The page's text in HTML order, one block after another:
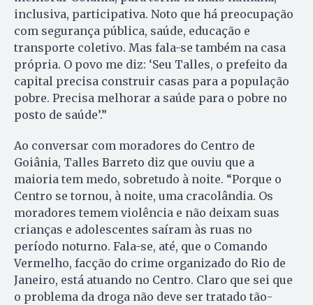
inclusiva, participativa. Noto que há preocupação
com segurança pública, saúde, educação e
transporte coletivo. Mas fala-se também na casa
própria. O povo me diz: ‘Seu Talles, o prefeito da
capital precisa construir casas para a população
pobre. Precisa melhorar a saúde para o pobre no
posto de saúde’.”
Ao conversar com moradores do Centro de
Goiânia, Talles Barreto diz que ouviu que a
maioria tem medo, sobretudo à noite. “Porque o
Centro se tornou, à noite, uma cracolândia. Os
moradores temem violência e não deixam suas
crianças e adolescentes saíram às ruas no
período noturno. Fala-se, até, que o Comando
Vermelho, facção do crime organizado do Rio de
Janeiro, está atuando no Centro. Claro que sei que
o problema da droga não deve ser tratado tão-